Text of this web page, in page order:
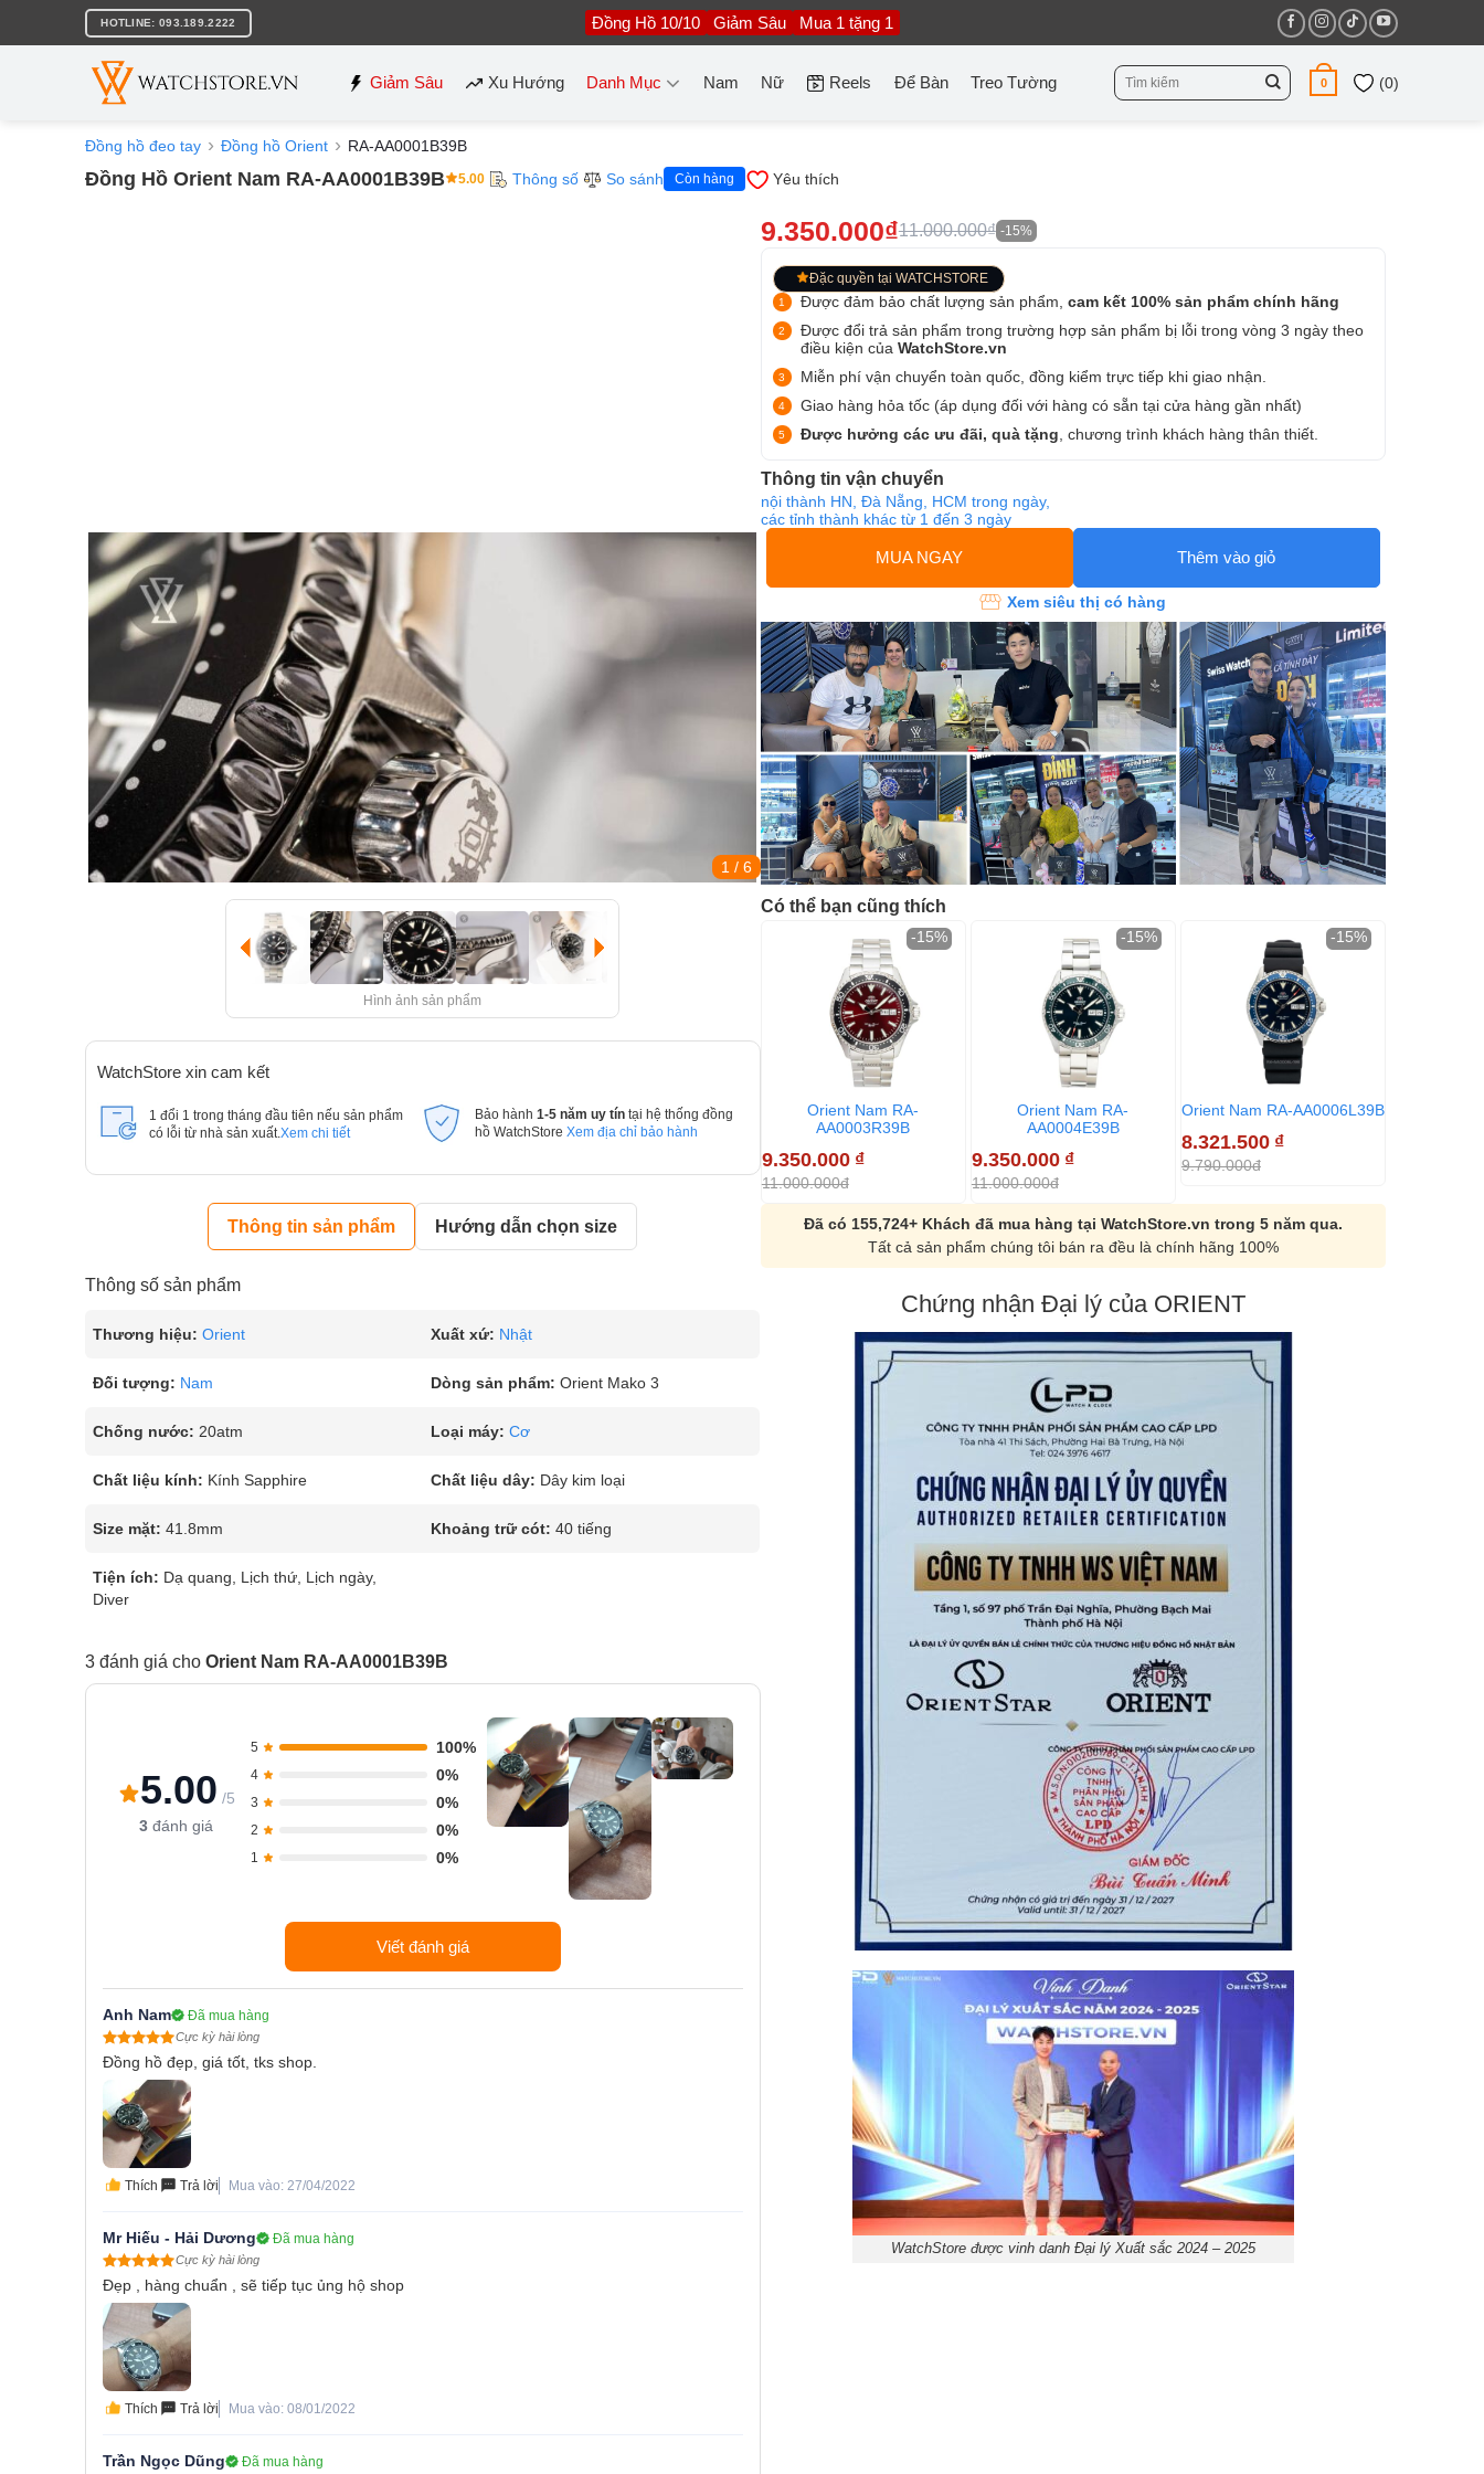
nội
HOTLINE: 093.189.2222 Đồng Hồ 10/10 Giảm Sâu Mua 1 tặng 1
Giảm Sâu Xu Hướng Danh Mục Nam Nữ Reels Để Bàn Treo Tường
Tìm
kiếm:
0 (0)
Đồng hồ đeo tay Đồng hồ Orient RA-AA0001B39B
Đồng Hồ Orient Nam RA-AA0001B39B 5.00 Thông số So sánh Còn hàng Yêu thích
1 / 6
Hình ảnh sản phẩm
WatchStore xin cam kết
1 đổi 1 trong tháng đầu tiên nếu sản phẩm
có lỗi từ nhà sản xuất. Xem chi tiết
Bảo hành 1-5 năm uy tín tại hệ thống đồng
hồ WatchStore Xem địa chỉ bảo hành
Thông tin sản phẩm Hướng dẫn chọn size
Thông số sản phẩm
Thương hiệu: Orient Xuất xứ: Nhật
Đối tượng: Nam Dòng sản phẩm: Orient Mako 3
Chống nước: 20atm Loại máy: Cơ
Chất liệu kính: Kính Sapphire Chất liệu dây: Dây kim loại
Size mặt: 41.8mm Khoảng trữ cót: 40 tiếng
Tiện ích: Dạ quang, Lịch thứ, Lịch ngày,
Diver
3 đánh giá cho Orient Nam RA-AA0001B39B
5.00 /5
3 đánh giá
5 100%
4 0%
3 0%
2 0%
1 0%
Viết đánh giá
Anh Nam Đã mua hàng
Cực kỳ hài lòng
Đồng hồ đẹp, giá tốt, tks shop.
Thích Trả lời Mua vào: 27/04/2022
Mr Hiếu - Hải Dương Đã mua hàng
Cực kỳ hài lòng
Đẹp , hàng chuẩn , sẽ tiếp tục ủng hộ shop
Thích Trả lời Mua vào: 08/01/2022
Trần Ngọc Dũng Đã mua hàng
9.350.000₫11.000.000₫ -15%
Đặc quyền tại WATCHSTORE
Được đảm bảo chất lượng sản phẩm, cam kết 100% sản phẩm chính hãng
Được đổi trả sản phẩm trong trường hợp sản phẩm bị lỗi trong vòng 3 ngày theo
điều kiện của WatchStore.vn
Miễn phí vận chuyển toàn quốc, đồng kiểm trực tiếp khi giao nhận.
Giao hàng hỏa tốc (áp dụng đối với hàng có sẵn tại cửa hàng gần nhất)
Được hưởng các ưu đãi, quà tặng , chương trình khách hàng thân thiết.
Thông tin vận chuyển
nội thành HN, Đà Nẵng, HCM trong ngày,
các tỉnh thành khác từ 1 đến 3 ngày
MUA NGAY Thêm vào giỏ
Xem siêu thị có hàng
Có thể bạn cũng thích
Orient Nam RA-
AA0003R39B
9.350.000 ₫
11.000.000đ
-15%
Orient Nam RA-
AA0004E39B
9.350.000 ₫
11.000.000đ
-15%
Orient Nam RA-AA0006L39B
8.321.500 ₫
9.790.000đ
-15%
Đã có 155,724+ Khách đã mua hàng tại WatchStore.vn trong 5 năm qua.
Tất cả sản phẩm chúng tôi bán ra đều là chính hãng 100%
Chứng nhận Đại lý của ORIENT
WatchStore được vinh danh Đại lý Xuất sắc 2024 – 2025